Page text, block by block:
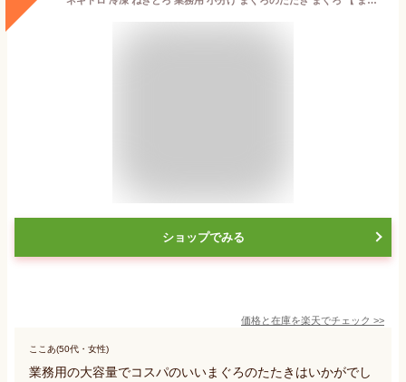
ショップでみる
価格と在庫を楽天でチェック >>
ここあ(50代・女性)
業務用の大容量でコスパのいいまぐろのたたきはいかがでし